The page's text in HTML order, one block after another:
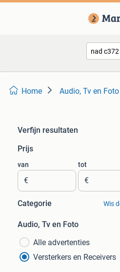
Home Audio, Tv en Foto
Verfijn resultaten
Prijs
van
€
tot
€
Categorie Wis
Audio, Tv en Foto
Alle advertenties
Versterkers en Receivers